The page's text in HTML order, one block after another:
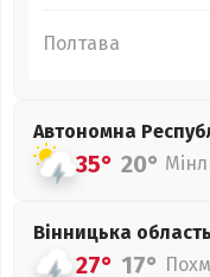
Полтава
Автономна
35° 20°
Вінницька область
27° 17°